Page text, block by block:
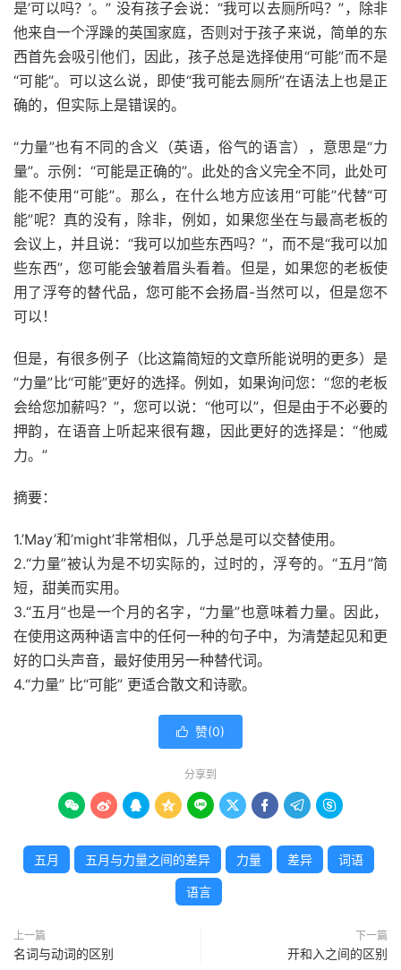
是’可以吗？’。” 没有孩子会说：“我可以去厕所吗？”，除非
他来自一个浮躁的英国家庭，否则对于孩子来说，简单的东
西首先会吸引他们，因此，孩子总是选择使用“可能”而不是
“可能”。可以这么说，即使“我可能去厕所”在语法上也是正
确的，但实际上是错误的。
“力量”也有不同的含义（英语，俗气的语言），意思是“力
量”。示例：“可能是正确的”。此处的含义完全不同，此处可
能不使用“可能”。那么，在什么地方应该用“可能”代替“可
能”呢？真的没有，除非，例如，如果您坐在与最高老板的
会议上，并且说：“我可以加些东西吗？”，而不是“我可以加
些东西”，您可能会皱着眉头看着。但是，如果您的老板使
用了浮夸的替代品，您可能不会扬眉-当然可以，但是您不
可以！
但是，有很多例子（比这篇简短的文章所能说明的更多）是
“力量”比“可能”更好的选择。例如，如果询问您：“您的老板
会给您加薪吗？”，您可以说：“他可以”，但是由于不必要的
押韵，在语音上听起来很有趣，因此更好的选择是：“他威
力。”
摘要：
1.’May’和’might’非常相似，几乎总是可以交替使用。
2.“力量”被认为是不切实际的，过时的，浮夸的。“五月”简
短，甜美而实用。
3.“五月”也是一个月的名字，“力量”也意味着力量。因此，
在使用这两种语言中的任何一种的句子中，为清楚起见和更
好的口头声音，最好使用另一种替代词。
4.“力量” 比“可能” 更适合散文和诗歌。
 赞(0)
分享到
        
五月 五月与力量之间的差异 力量 差异 词语
语言
上一篇
名词与动词的区别
下一篇
开和入之间的区别